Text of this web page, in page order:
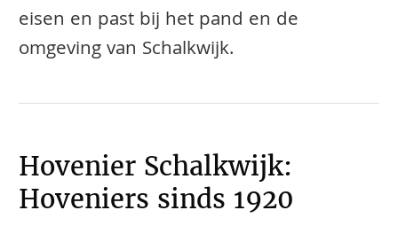
eisen en past bij het pand en de
omgeving van Schalkwijk.
Hovenier Schalkwijk:
Hoveniers sinds 1920